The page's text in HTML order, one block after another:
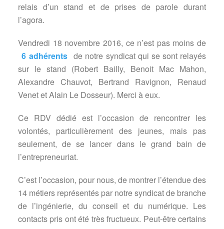
relais d’un stand et de prises de parole durant
l’agora.
Vendredi 18 novembre 2016, ce n’est pas moins de
6 adhérents de notre syndicat qui se sont relayés
sur le stand (Robert Bailly, Benoit Mac Mahon,
Alexandre Chauvot, Bertrand Ravignon, Renaud
Venet et Alain Le Dosseur). Merci à eux.
Ce RDV dédié est l’occasion de rencontrer les
volontés, particulièrement des jeunes, mais pas
seulement, de se lancer dans le grand bain de
l’entrepreneuriat.
C’est l’occasion, pour nous, de montrer l’étendue des
14 métiers représentés par notre syndicat de branche
de l’ingénierie, du conseil et du numérique. Les
contacts pris ont été très fructueux. Peut-être certains